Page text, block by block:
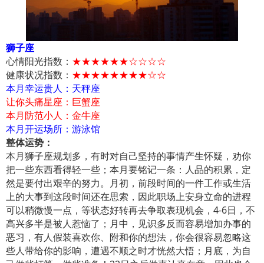
狮子座
心情阳光指数： ★★★★★★☆☆☆☆
健康状况指数： ★★★★★★★★☆☆
本月幸运贵人：天秤座
让你头痛星座：巨蟹座
本月防范小人：金牛座
本月开运场所：游泳馆
整体运势：
本月狮子座规划多，有时对自己坚持的事情产生怀疑，劝你
把一些东西看得轻一些；本月要铭记一条：人品的积累，定
然是要付出艰辛的努力。月初，前段时间的一件工作或生活
上的大事到这段时间还在思索，因此职场上安身立命的进程
可以稍微慢一点，等状态好转再去争取表现机会，4-6日，不
高兴多半是被人惹恼了；月中，见识多反而容易增加办事的
恶习，有人假装喜欢你、附和你的想法，你会很容易忽略这
些人带给你的影响，遭遇不顺之时才恍然大悟；月底，为自